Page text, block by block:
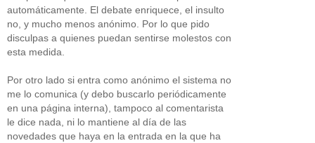
automáticamente. El debate enriquece, el insulto
no, y mucho menos anónimo. Por lo que pido
disculpas a quienes puedan sentirse molestos con
esta medida.
Por otro lado si entra como anónimo el sistema no
me lo comunica (y debo buscarlo periódicamente
en una página interna), tampoco al comentarista
le dice nada, ni lo mantiene al día de las
novedades que haya en la entrada en la que ha